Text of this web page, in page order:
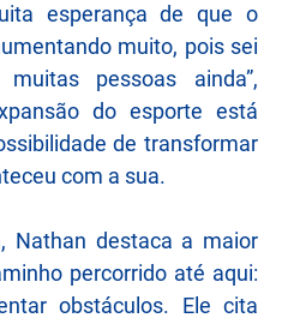
esperança de que o
muito, pois sei
pessoas ainda”,
do esporte está
de transformar
com a sua.
Nathan destaca a maior
percorrido até aqui:
obstáculos. Ele cita